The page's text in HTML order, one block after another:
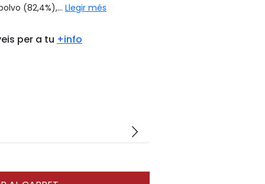
(82,4%),... Llegir més
per a tu +info
arrow_forward_ios